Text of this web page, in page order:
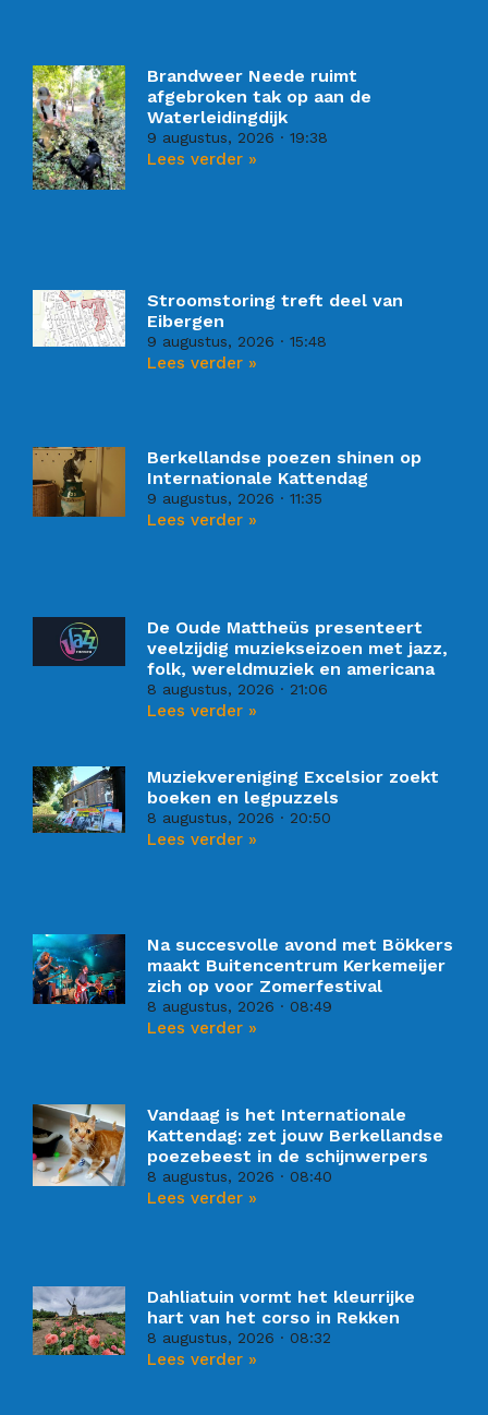
Brandweer Neede ruimt
afgebroken tak op aan de
Waterleidingdijk
9 augustus, 2026 19:38
Lees verder »
Stroomstoring treft deel van
Eibergen
9 augustus, 2026 15:48
Lees verder »
Berkellandse poezen shinen op
Internationale Kattendag
9 augustus, 2026 11:35
Lees verder »
De Oude Mattheüs presenteert
veelzijdig muziekseizoen met jazz,
folk, wereldmuziek en americana
8 augustus, 2026 21:06
Lees verder »
Muziekvereniging Excelsior zoekt
boeken en legpuzzels
8 augustus, 2026 20:50
Lees verder »
Na succesvolle avond met Bökkers
maakt Buitencentrum Kerkemeijer
zich op voor Zomerfestival
8 augustus, 2026 08:49
Lees verder »
Vandaag is het Internationale
Kattendag: zet jouw Berkellandse
poezebeest in de schijnwerpers
8 augustus, 2026 08:40
Lees verder »
Dahliatuin vormt het kleurrijke
hart van het corso in Rekken
8 augustus, 2026 08:32
Lees verder »